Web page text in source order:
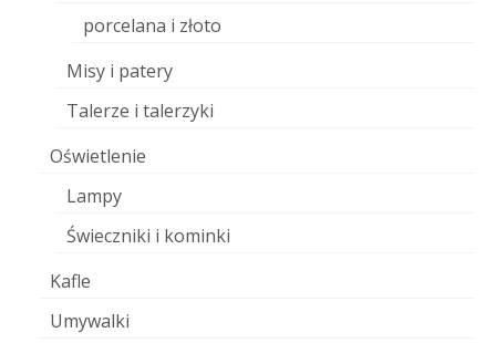
porcelana i złoto
Misy i patery
Talerze i talerzyki
Oświetlenie
Lampy
Świeczniki i kominki
Kafle
Umywalki